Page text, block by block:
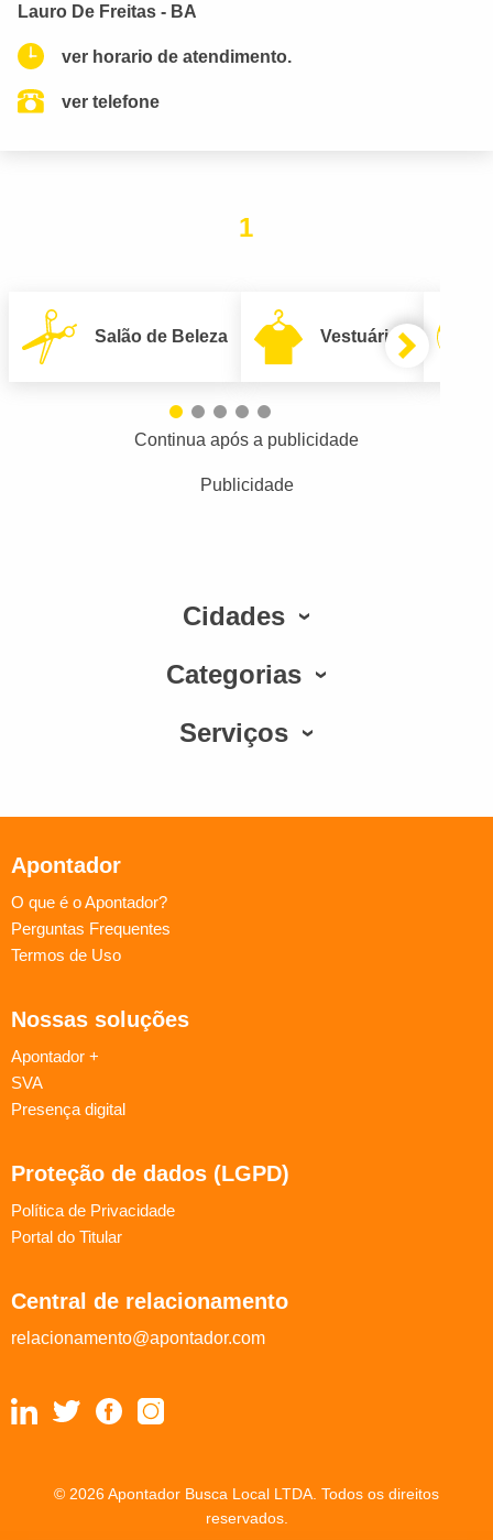
Lauro De Freitas - BA
ver horario de atendimento.
ver telefone
1
Salão de Beleza Vestuário
Continua após a publicidade
Publicidade
Cidades
Categorias
Serviços
Apontador
O que é o Apontador?
Perguntas Frequentes
Termos de Uso
Nossas soluções
Apontador +
SVA
Presença digital
Proteção de dados (LGPD)
Política de Privacidade
Portal do Titular
Central de relacionamento
relacionamento@apontador.com
© 2026 Apontador Busca Local LTDA. Todos os direitos
reservados.